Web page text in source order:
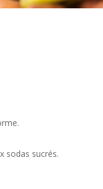
sodas sucrés.